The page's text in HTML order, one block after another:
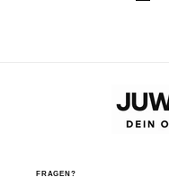
FRAGEN?